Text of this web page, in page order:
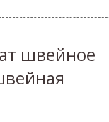
швейное